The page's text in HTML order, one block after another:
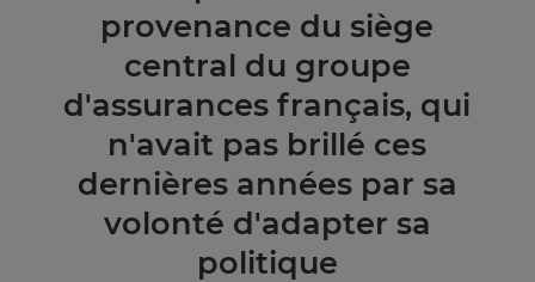
provenance du siège
central du groupe
d'assurances français, qui
n'avait pas brillé ces
dernières années par sa
volonté d'adapter sa
politique